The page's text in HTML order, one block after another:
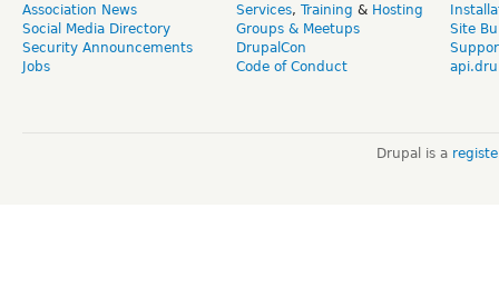
Association News
Social Media Directory
Security Announcements
Jobs
Services, Training & Hosting
Groups & Meetups
DrupalCon
Code of Conduct
Site
Drupal is a